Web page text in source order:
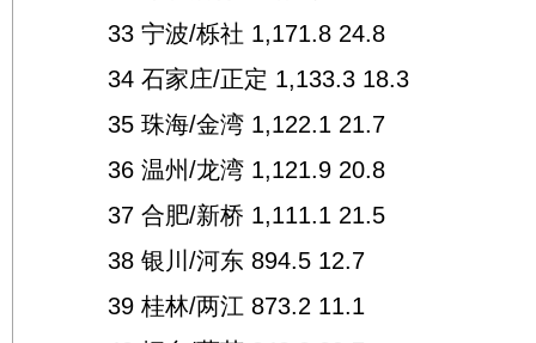
33 宁波/栎社 1,171.8 24.8
34 石家庄/正定 1,133.3 18.3
35 珠海/金湾 1,122.1 21.7
36 温州/龙湾 1,121.9 20.8
37 合肥/新桥 1,111.1 21.5
38 银川/河东 894.5 12.7
39 桂林/两江 873.2 11.1